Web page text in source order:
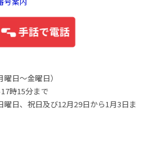
日〜金曜日）
時15分まで
日、祝日及び12月29日から1月3日ま